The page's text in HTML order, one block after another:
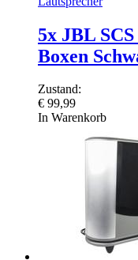
5x JBL
Boxen
Zustand:
€ 99,99
In Warenkorb